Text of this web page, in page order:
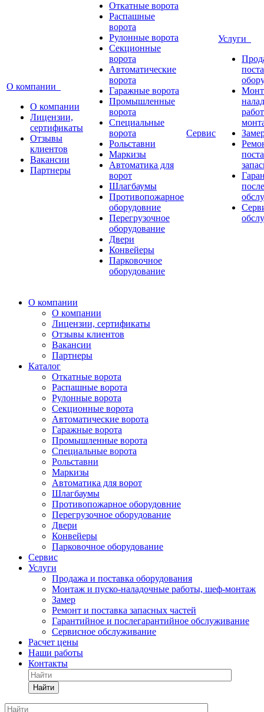
О компании
О компании
Лицензии,
сертификаты
Отзывы
клиентов
Вакансии
Партнеры
Откатные ворота
Распашные
ворота
Рулонные ворота
Секционные
ворота
Автоматические
ворота
Гаражные ворота
Промышленные
ворота
Специальные
ворота
Рольставни
Маркизы
Автоматика для
ворот
Шлагбаумы
Противопожарное
оборудовние
Перегрузочное
оборудование
Двери
Конвейеры
Парковочное
оборудование
Сервис
Услуги
О компании
О компании
Лицензии, сертификаты
Отзывы клиентов
Вакансии
Партнеры
Каталог
Откатные ворота
Распашные ворота
Рулонные ворота
Секционные ворота
Автоматические ворота
Гаражные ворота
Промышленные ворота
Специальные ворота
Рольставни
Маркизы
Автоматика для ворот
Шлагбаумы
Противопожарное оборудовние
Перегрузочное оборудование
Двери
Конвейеры
Парковочное оборудование
Сервис
Услуги
Продажа и поставка оборудования
Монтаж и пуско-наладочные работы, шеф-монтаж
Замер
Ремонт и поставка запасных частей
Гарантийное и послегарантийное обслуживание
Сервисное обслуживание
Расчет цены
Наши работы
Контакты
Найти